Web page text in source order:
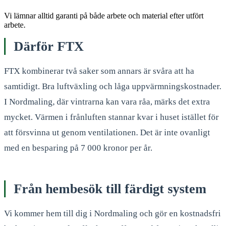
Vi lämnar alltid garanti på både arbete och material efter utfört
arbete.
Därför FTX
FTX kombinerar två saker som annars är svåra att ha
samtidigt. Bra luftväxling och låga uppvärmningskostnader.
I Nordmaling, där vintrarna kan vara råa, märks det extra
mycket. Värmen i frånluften stannar kvar i huset istället för
att försvinna ut genom ventilationen. Det är inte ovanligt
med en besparing på 7 000 kronor per år.
Från hembesök till färdigt system
Vi kommer hem till dig i Nordmaling och gör en kostnadsfri